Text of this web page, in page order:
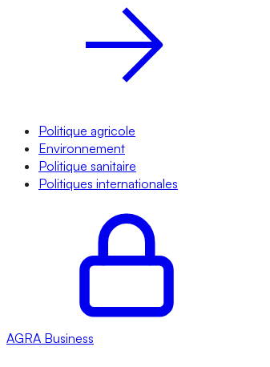
Politique agricole
Environnement
Politique sanitaire
Politiques internationales
AGRA Business